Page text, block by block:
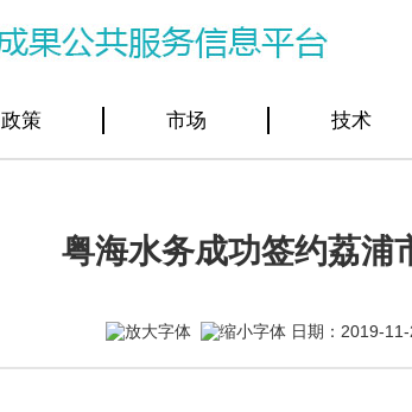
政策 市场 技术
粤海水务成功签约荔浦
日期：2019-